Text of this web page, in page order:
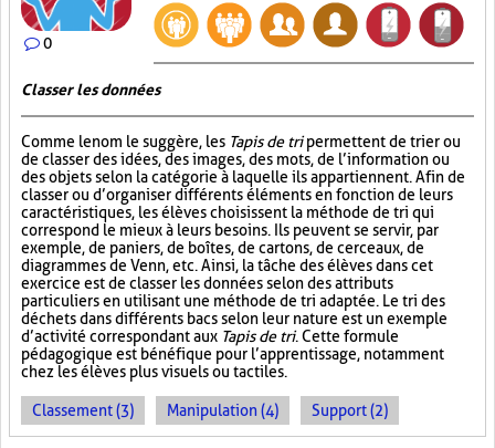
0
Classer les données
Comme le nom le suggère, les Tapis de tripermettent de trier ou
de classer des idées, des images, des mots, de l’information ou
des objets selon la catégorie à laquelle ils appartiennent. Afin de
classer ou d’organiser différents éléments en fonction de leurs
caractéristiques, les élèves choisissent la méthode de tri qui
correspond le mieux à leurs besoins. Ils peuvent se servir, par
exemple, de paniers, de boîtes, de cartons, de cerceaux, de
diagrammes de Venn, etc. Ainsi, la tâche des élèves dans cet
exercice est de classer les données selon des attributs
particuliers en utilisant une méthode de tri adaptée. Le tri des
déchets dans différents bacs selon leur nature est un exemple
d’activité correspondant aux Tapis de tri. Cette formule
pédagogique est bénéfique pour l’apprentissage, notamment
chez les élèves plus visuels ou tactiles.
Classement (3) Manipulation (4) Support (2)